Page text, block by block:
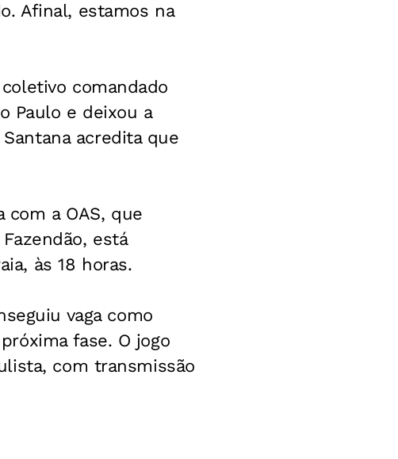
Afinal, estamos na
comandado
Paulo e deixou a
acredita que
com a OAS, que
está
às 18 horas.
vaga como
fase. O jogo
com transmissão